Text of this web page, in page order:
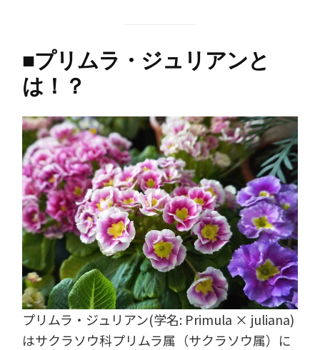
■プリムラ・ジュリアンと
は！？
プリムラ・ジュリアン(学名: Primula × juliana)
はサクラソウ科プリムラ属（サクラソウ属）に